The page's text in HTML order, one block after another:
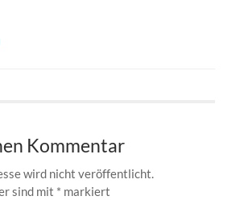
Kommentar
wird nicht veröffentlicht.
sind mit * markiert